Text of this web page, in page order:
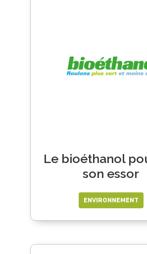
Le bioéthanol
son essor
ENVIRONNEMENT